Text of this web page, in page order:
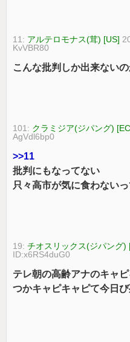
11: アルテロモナス(茸) [US]
KvVBR80
こんな批判しか出来ない
101: クラミジア(ジパング)
AgVdl6bp0
>>11
批判にもなってない
只々高市が気に食わない
19:チオスリックス(ジパング)
ID:x6RS4duG0
テレ朝の高齢アナのキャ
つかキャピキャピて今日